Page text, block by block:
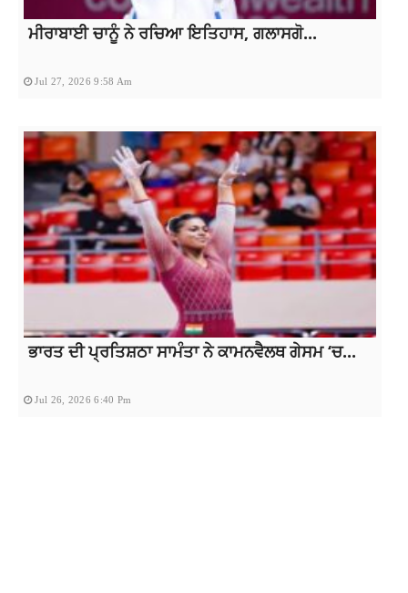
ਮੀਰਾਬਾਈ ਚਾਨੂੰ ਨੇ ਰਚਿਆ ਇਤਿਹਾਸ, ਗਲਾਸਗੋ...
Jul 27, 2026 9:58 Am
ਭਾਰਤ ਦੀ ਪ੍ਰਤਿਸ਼ਠਾ ਸਾਮੰਤਾ ਨੇ ਕਾਮਨਵੈਲਥ ਗੇਸਮ ‘ਚ...
Jul 26, 2026 6:40 Pm